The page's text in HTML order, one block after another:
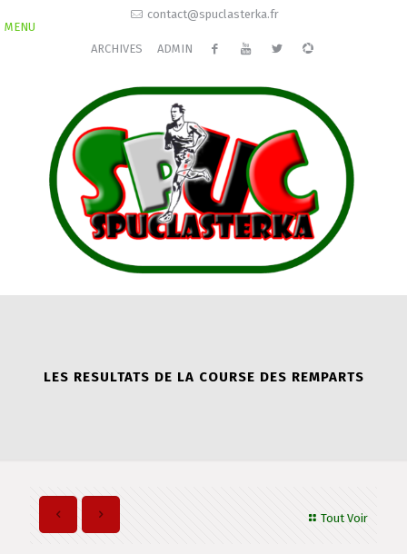
contact@spuclasterka.fr
ARCHIVES ADMIN
MENU
LES RESULTATS DE LA COURSE DES REMPARTS
Tout Voir